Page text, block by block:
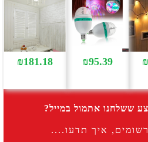
עד
⁦₪299.98⁩
₪
₪95.39
₪181.18
ששלחנו אתמול במייל?
איך תדעו....